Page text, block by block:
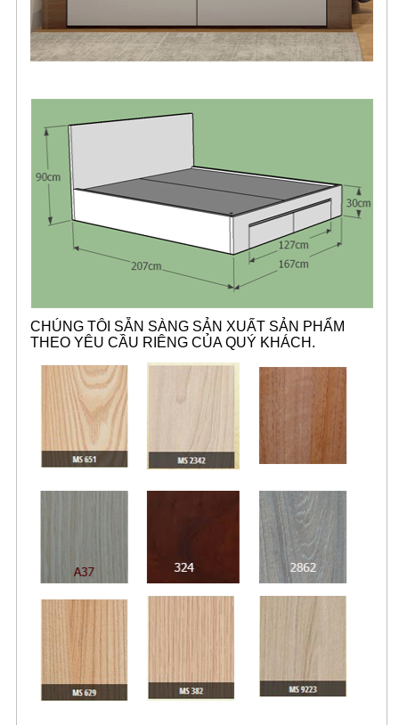
CHÚNG TÔI SẴN SÀNG SẢN XUẤT SẢN PHẨM
THEO YÊU CẦU RIÊNG CỦA QUÝ KHÁCH.